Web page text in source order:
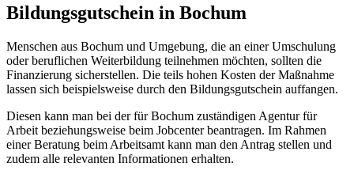
Bildungsgutschein in Bochum
Menschen aus Bochum und Umgebung, die an einer Umschulung
oder beruflichen Weiterbildung teilnehmen möchten, sollten die
Finanzierung sicherstellen. Die teils hohen Kosten der Maßnahme
lassen sich beispielsweise durch den Bildungsgutschein auffangen.
Diesen kann man bei der für Bochum zuständigen Agentur für
Arbeit beziehungsweise beim Jobcenter beantragen. Im Rahmen
einer Beratung beim Arbeitsamt kann man den Antrag stellen und
zudem alle relevanten Informationen erhalten.